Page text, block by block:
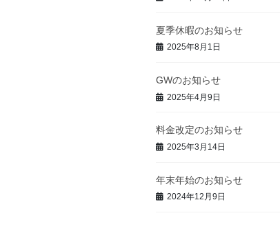
夏季休暇のお知らせ
2025年8月1日
GWのお知らせ
2025年4月9日
料金改定のお知らせ
2025年3月14日
年末年始のお知らせ
2024年12月9日